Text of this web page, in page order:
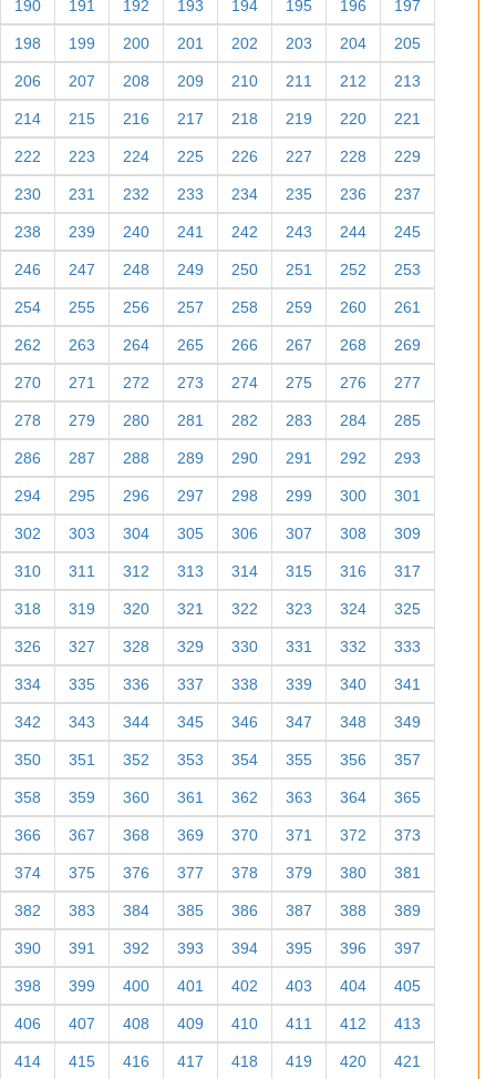
190 191 192 193 194 195 196 197
198 199 200 201 202 203 204 205
206 207 208 209 210 211 212 213
214 215 216 217 218 219 220 221
222 223 224 225 226 227 228 229
230 231 232 233 234 235 236 237
238 239 240 241 242 243 244 245
246 247 248 249 250 251 252 253
254 255 256 257 258 259 260 261
262 263 264 265 266 267 268 269
270 271 272 273 274 275 276 277
278 279 280 281 282 283 284 285
286 287 288 289 290 291 292 293
294 295 296 297 298 299 300 301
302 303 304 305 306 307 308 309
310 311 312 313 314 315 316 317
318 319 320 321 322 323 324 325
326 327 328 329 330 331 332 333
334 335 336 337 338 339 340 341
342 343 344 345 346 347 348 349
350 351 352 353 354 355 356 357
358 359 360 361 362 363 364 365
366 367 368 369 370 371 372 373
374 375 376 377 378 379 380 381
382 383 384 385 386 387 388 389
390 391 392 393 394 395 396 397
398 399 400 401 402 403 404 405
406 407 408 409 410 411 412 413
414 415 416 417 418 419 420 421